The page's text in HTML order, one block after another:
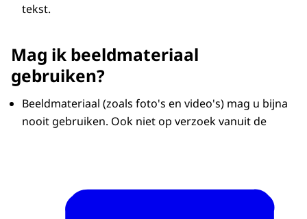
tekst.
Mag ik beeldmateriaal
gebruiken?
Beeldmateriaal (zoals foto's en video's) mag u bijna
nooit gebruiken. Ook niet op verzoek vanuit de